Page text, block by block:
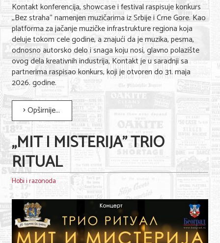
Kontakt konferencija, showcase i festival raspisuje konkurs
,,Bez straha“ namenjen muzičarima iz Srbije i Crne Gore. Kao
platforma za jačanje muzičke infrastrukture regiona koja
deluje tokom cele godine, a znajući da je muzika, pesma,
odnosno autorsko delo i snaga koju nosi, glavno polazište
ovog dela kreativnih industrija, Kontakt je u saradnji sa
partnerima raspisao konkurs, koji je otvoren do 31. maja
2026. godine.
Opširnije...
„MIT I MISTERIJA” TRIO
RITUAL
Hobi i razonoda